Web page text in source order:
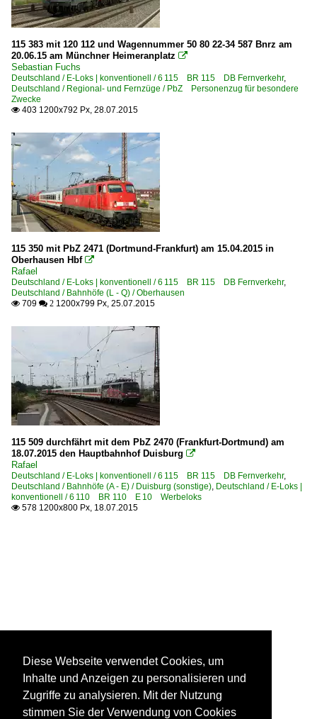
115 383 mit 120 112 und Wagennummer 50 80 22-34 587 Bnrz am
20.06.15 am Münchner Heimeranplatz 
Sebastian Fuchs
Deutschland / E-Loks | konventionell / 6 115 BR 115 DB Fernverkehr,
Deutschland / Regional- und Fernzüge / PbZ Personenzug für besondere
Zwecke
 403 1200x792 Px, 28.07.2015
115 350 mit PbZ 2471 (Dortmund-Frankfurt) am 15.04.2015 in
Oberhausen Hbf 
Rafael
Deutschland / E-Loks | konventionell / 6 115 BR 115 DB Fernverkehr,
Deutschland / Bahnhöfe (L - Q) / Oberhausen
 709  2 1200x799 Px, 25.07.2015
115 509 durchfährt mit dem PbZ 2470 (Frankfurt-Dortmund) am
18.07.2015 den Hauptbahnhof Duisburg 
Rafael
Deutschland / E-Loks | konventionell / 6 115 BR 115 DB Fernverkehr,
Deutschland / Bahnhöfe (A - E) / Duisburg (sonstige), Deutschland / E-Loks |
konventionell / 6 110 BR 110 E 10 Werbeloks
 578 1200x800 Px, 18.07.2015
Diese Webseite verwendet Cookies, um
Inhalte und Anzeigen zu personalisieren und
Zugriffe zu analysieren. Mit der Nutzung
stimmen Sie der Verwendung von Cookies